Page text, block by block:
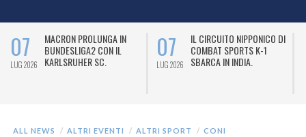
07
LUG 2026
MACRON PROLUNGA IN
BUNDESLIGA2 CON IL
KARLSRUHER SC.
07
LUG 2026
IL CIRCUITO NIPPONICO DI
COMBAT SPORTS K-1
SBARCA IN INDIA.
ALL NEWS ALTRI EVENTI ALTRI SPORT
CONI